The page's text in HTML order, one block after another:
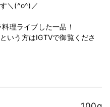
＼(^o^)／
理ライブした一品！
いう方はIGTVで御覧くださ